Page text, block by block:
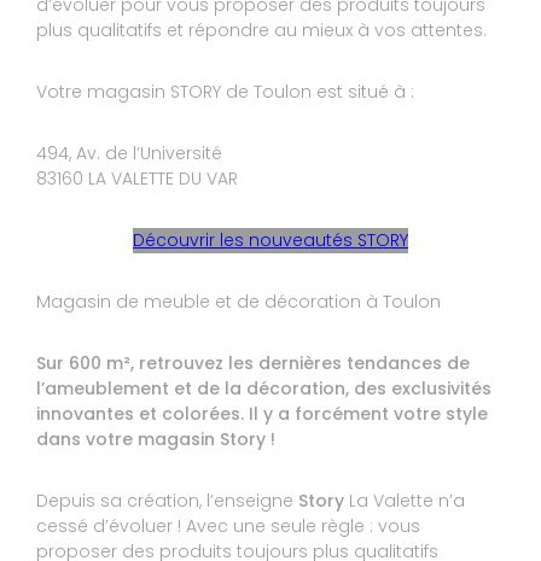
Avis Guest Suite
Parfait.Mais il faut que je monte les chaises.
Réponse de STORY TOULON :
montage des chaises se fait par les livreurs
quand le client souhaite passer par leur service
pour la livraison, pour les marchandises
emportées au dépôt le client doit de ce fait
effectuer le montage. Nous vous souhaitons de
L'équipe STORY LA VALETTE
Le 30/06/2023
plus qualitatifs et répondre au mieux à vos attentes.
Votre magasin STORY de Toulon est situé à :
494, Av. de l’Université
83160 LA VALETTE DU VAR
Découvrir les nouveautés STORY
Magasin de meuble et de décoration à Toulon
Sur 600 m², retrouvez les dernières tendances de
l’ameublement et de la décoration, des exclusivités
innovantes et colorées. Il y a forcément votre style
dans votre magasin Story !
Depuis sa création, l’enseigne Story La Valette n’a
cessé d’évoluer ! Avec une seule règle : vous
proposer des produits toujours plus qualitatifs